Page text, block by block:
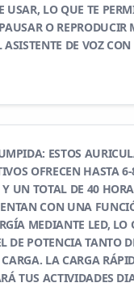
USAR, LO QUE TE
O REPRODUCIR
DE VOZ
ESTOS
OFRECEN HASTA
UN TOTAL DE 40
CON UNA
MEDIANTE LED, LO
DE POTENCIA TANTO
LA CARGA
TUS ACTIVIDADES